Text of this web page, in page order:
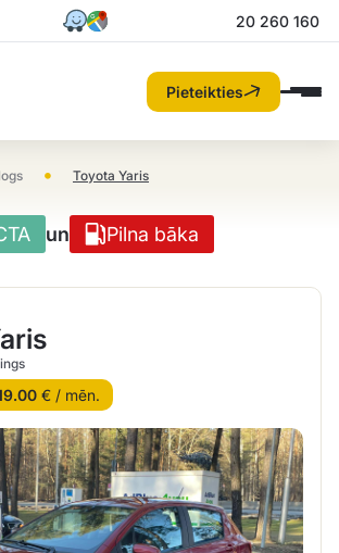
20 260 160
Pieteikties
• Toyota Yaris
un Pilna bāka
€ / mēn.